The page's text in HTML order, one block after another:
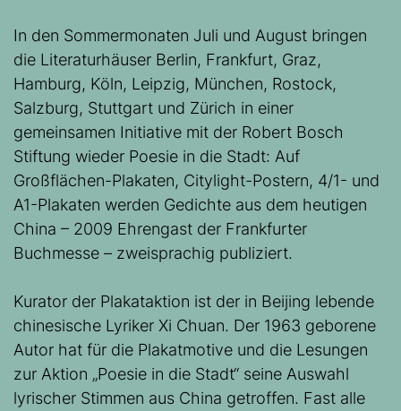
In den Sommermonaten Juli und August bringen
die Literaturhäuser Berlin, Frankfurt, Graz,
Hamburg, Köln, Leipzig, München, Rostock,
Salzburg, Stuttgart und Zürich in einer
gemeinsamen Initiative mit der Robert Bosch
Stiftung wieder Poesie in die Stadt: Auf
Großflächen-Plakaten, Citylight-Postern, 4/1- und
A1-Plakaten werden Gedichte aus dem heutigen
China – 2009 Ehrengast der Frankfurter
Buchmesse – zweisprachig publiziert.
Kurator der Plakataktion ist der in Beijing lebende
chinesische Lyriker Xi Chuan. Der 1963 geborene
Autor hat für die Plakatmotive und die Lesungen
zur Aktion „Poesie in die Stadt“ seine Auswahl
lyrischer Stimmen aus China getroffen. Fast alle